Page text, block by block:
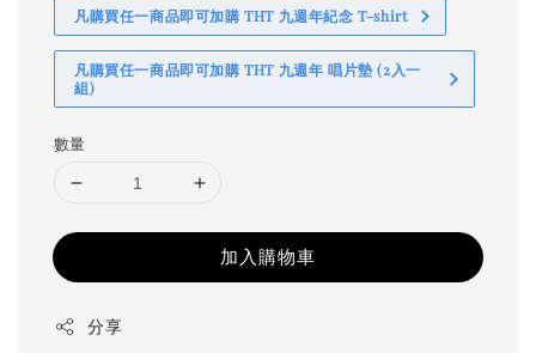
凡購買任一商品即可加購 THT 九週年紀念 T-shirt
凡購買任一商品即可加購 THT 九週年 唱片墊 (2入一
組)
數量
加入購物車
分享